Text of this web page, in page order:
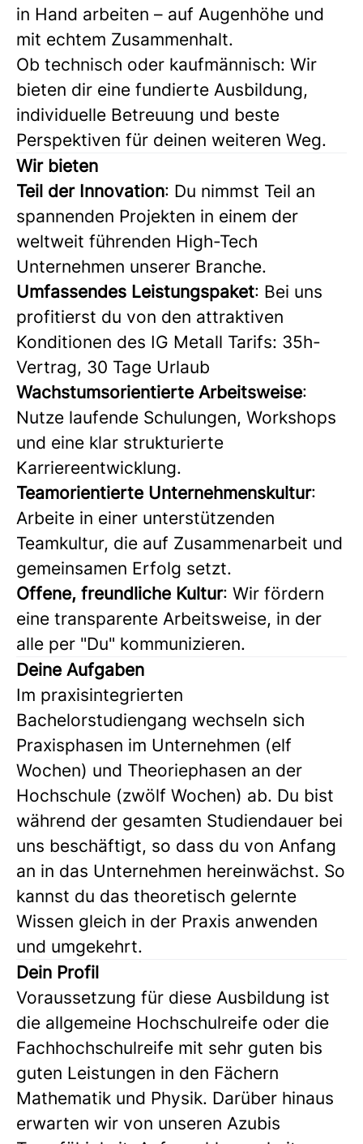
in Hand arbeiten – auf Augenhöhe und
mit echtem Zusammenhalt.
Ob technisch oder kaufmännisch: Wir
bieten dir eine fundierte Ausbildung,
individuelle Betreuung und beste
Perspektiven für deinen weiteren Weg.
Wir bieten
Teil der Innovation: Du nimmst Teil an
spannenden Projekten in einem der
weltweit führenden High-Tech
Unternehmen unserer Branche.
Umfassendes Leistungspaket: Bei uns
profitierst du von den attraktiven
Konditionen des IG Metall Tarifs: 35h-
Vertrag, 30 Tage Urlaub
Wachstumsorientierte Arbeitsweise:
Nutze laufende Schulungen, Workshops
und eine klar strukturierte
Karriereentwicklung.
Teamorientierte Unternehmenskultur:
Arbeite in einer unterstützenden
Teamkultur, die auf Zusammenarbeit und
gemeinsamen Erfolg setzt.
Offene, freundliche Kultur: Wir fördern
eine transparente Arbeitsweise, in der
alle per "Du" kommunizieren.
Deine Aufgaben
Im praxisintegrierten
Bachelorstudiengang wechseln sich
Praxisphasen im Unternehmen (elf
Wochen) und Theoriephasen an der
Hochschule (zwölf Wochen) ab. Du bist
während der gesamten Studiendauer bei
uns beschäftigt, so dass du von Anfang
an in das Unternehmen hereinwächst. So
kannst du das theoretisch gelernte
Wissen gleich in der Praxis anwenden
und umgekehrt.
Dein Profil
Voraussetzung für diese Ausbildung ist
die allgemeine Hochschulreife oder die
Fachhochschulreife mit sehr guten bis
guten Leistungen in den Fächern
Mathematik und Physik. Darüber hinaus
erwarten wir von unseren Azubis